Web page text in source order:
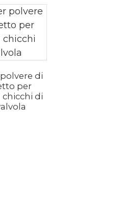
di
per
di